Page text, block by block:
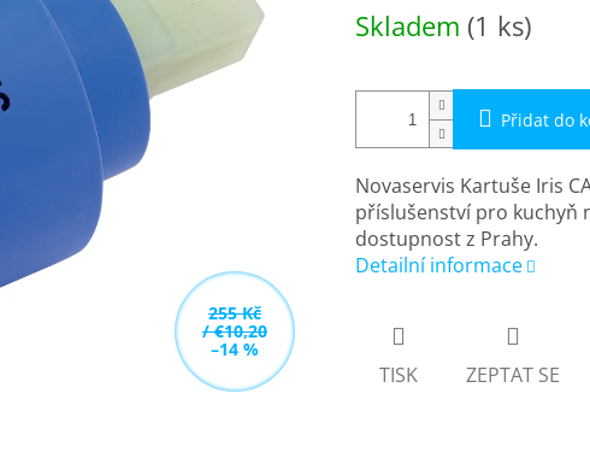
255 Kč
/ €10,20
–14 %
cena:
Skladem (1 ks)
Přidat do
Novaservis Kartuše Iris
příslušenství pro kuchyň
dostupnost z Prahy.
Detailní informace
TISK ZEPTAT SE